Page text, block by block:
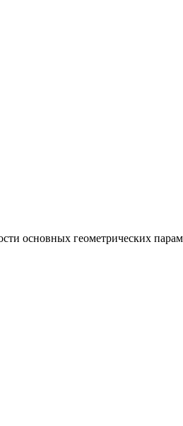
основных геометрических